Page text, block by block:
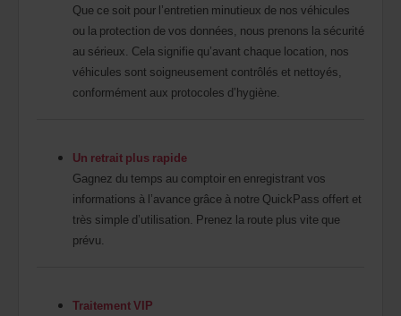
Que ce soit pour l’entretien minutieux de nos véhicules
ou la protection de vos données, nous prenons la sécurité
au sérieux. Cela signifie qu’avant chaque location, nos
véhicules sont soigneusement contrôlés et nettoyés,
conformément aux protocoles d’hygiène.
Un retrait plus rapide
Gagnez du temps au comptoir en enregistrant vos
informations à l’avance grâce à notre QuickPass offert et
très simple d’utilisation. Prenez la route plus vite que
prévu.
Traitement VIP